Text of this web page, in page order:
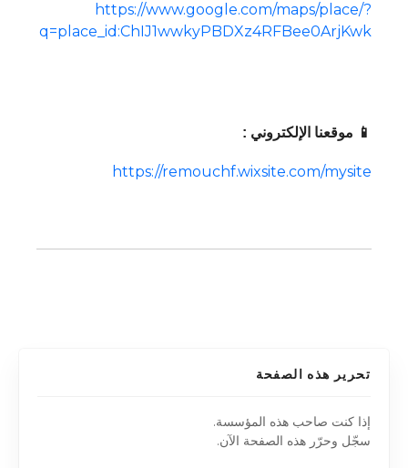
https://www.google.com/maps/place/?
q=place_id:ChIJ1wwkyPBDXz4RFBee0ArjKwk
📱 موقعنا الإلكتروني :
https://remouchf.wixsite.com/mysite
تحرير هذه الصفحة
إذا كنت صاحب هذه المؤسسة.
سجّل وحرّر هذه الصفحة الآن.